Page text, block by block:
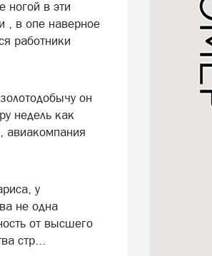
ногой в эти
, в опе наверное
работники
он
недель как
авиакомпания
у
не одна
от высшего
стр...